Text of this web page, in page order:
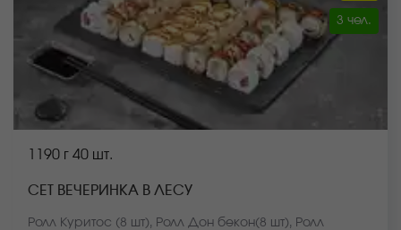
3 чел.
1190 г 40 шт.
СЕТ ВЕЧЕРИНКА В ЛЕСУ
Ролл Куритос (8 шт), Ролл Дон бекон(8 шт), Ролл